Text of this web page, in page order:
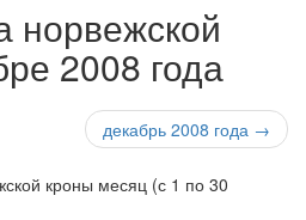
норвежской
2008 года
декабрь 2008 года →